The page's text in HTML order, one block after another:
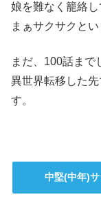
娘を難なく籠絡し
まぁサクサクと
まだ、100話まで
異世界転移した
す。
中堅(中年)